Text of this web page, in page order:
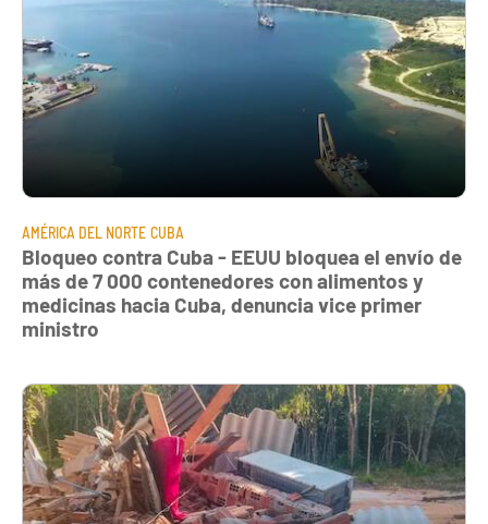
AMÉRICA DEL NORTE CUBA
Bloqueo contra Cuba - EEUU bloquea el envío de
más de 7 000 contenedores con alimentos y
medicinas hacia Cuba, denuncia vice primer
ministro